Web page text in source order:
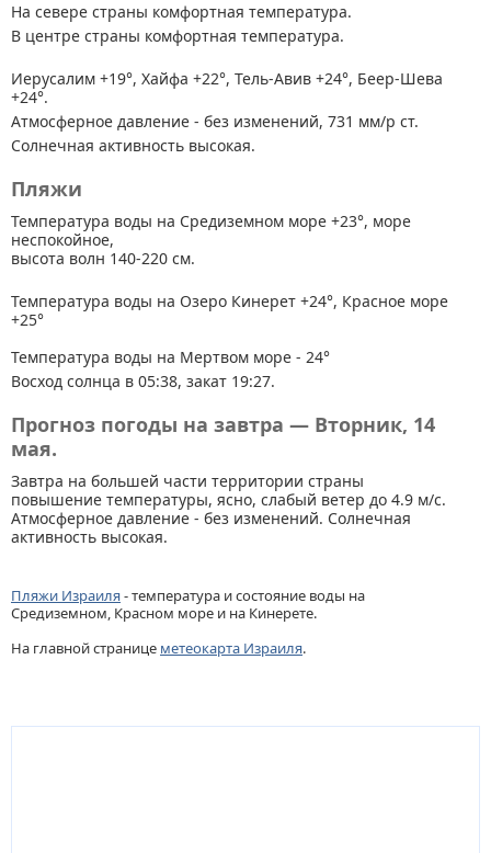
На севере страны комфортная температура.
В центре страны комфортная температура.
Иерусалим +19°, Хайфа +22°, Тель-Авив +24°, Беер-Шева
+24°.
Атмосферное давление - без изменений, 731 мм/р ст.
Солнечная активность высокая.
Пляжи
Температура воды на Средиземном море +23°, море
неспокойное,
высота волн 140-220 см.
Температура воды на Озеро Кинерет +24°, Красное море
+25°
Температура воды на Мертвом море - 24°
Восход солнца в 05:38, закат 19:27.
Прогноз погоды на завтра — Вторник, 14
мая.
Завтра на большей части территории страны
повышение температуры, ясно, слабый ветер до 4.9 м/с.
Атмосферное давление - без изменений. Солнечная
активность высокая.
Пляжи Израиля- температура и состояние воды на
Средиземном, Красном море и на Кинерете.
На главной странице метеокарта Израиля.